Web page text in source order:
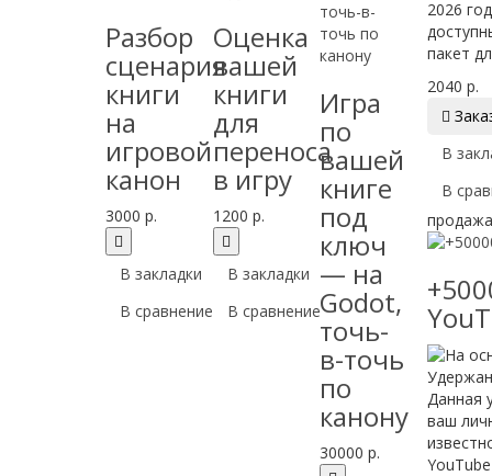
Разбор
сценария
книги
на
игровой
канон
3000 р.
В закладки
В сравнение
Оценка
вашей
книги
для
переноса
в игру
1200 р.
В закладки
В сравнение
Игра
по
вашей
книге
под
ключ
— на
Godot,
точь-
в-точь
по
канону
30000 р.
2026
пакет
2040 р.

В
В
продажа
Данная
ваш